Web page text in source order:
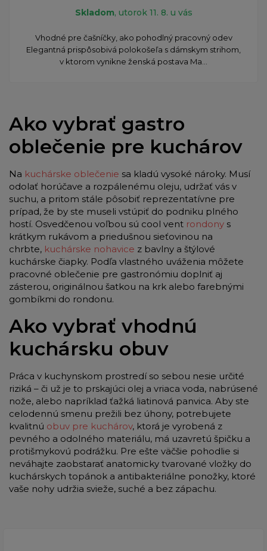
Skladom, utorok 11. 8. u vás
Vhodné pre čašníčky, ako pohodlný pracovný odev
Elegantná prispôsobivá polokošeľa s dámskym strihom,
v ktorom vynikne ženská postava Ma...
Ako vybrať gastro
oblečenie pre kuchárov
Na kuchárske oblečenie sa kladú vysoké nároky. Musí
odolať horúčave a rozpálenému oleju, udržať vás v
suchu, a pritom stále pôsobiť reprezentatívne pre
prípad, že by ste museli vstúpiť do podniku plného
hostí. Osvedčenou voľbou sú cool vent rondony s
krátkym rukávom a priedušnou sieťovinou na
chrbte, kuchárske nohavice z bavlny a štýlové
kuchárske čiapky. Podľa vlastného uváženia môžete
pracovné oblečenie pre gastronómiu doplniť aj
zásterou, originálnou šatkou na krk alebo farebnými
gombíkmi do rondonu.
Ako vybrať vhodnú
kuchársku obuv
Práca v kuchynskom prostredí so sebou nesie určité
riziká – či už je to prskajúci olej a vriaca voda, nabrúsené
nože, alebo napríklad ťažká liatinová panvica. Aby ste
celodennú smenu prežili bez úhony, potrebujete
kvalitnú obuv pre kuchárov, ktorá je vyrobená z
pevného a odolného materiálu, má uzavretú špičku a
protišmykovú podrážku. Pre ešte väčšie pohodlie si
neváhajte zaobstarať anatomicky tvarované vložky do
kuchárskych topánok a antibakteriálne ponožky, ktoré
vaše nohy udržia svieže, suché a bez zápachu.